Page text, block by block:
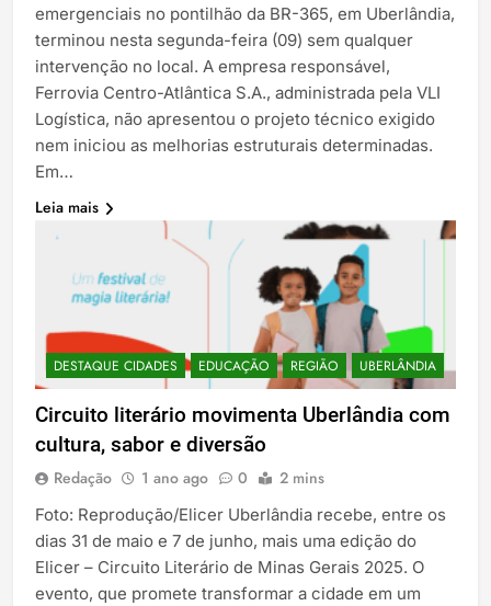
emergenciais no pontilhão da BR-365, em Uberlândia,
terminou nesta segunda-feira (09) sem qualquer
intervenção no local. A empresa responsável,
Ferrovia Centro-Atlântica S.A., administrada pela VLI
Logística, não apresentou o projeto técnico exigido
nem iniciou as melhorias estruturais determinadas.
Em…
Leia mais
DESTAQUE CIDADES EDUCAÇÃO REGIÃO UBERLÂNDIA
Circuito literário movimenta Uberlândia com
cultura, sabor e diversão
Redação 1 ano ago 0 2 mins
Foto: Reprodução/Elicer Uberlândia recebe, entre os
dias 31 de maio e 7 de junho, mais uma edição do
Elicer – Circuito Literário de Minas Gerais 2025. O
evento, que promete transformar a cidade em um